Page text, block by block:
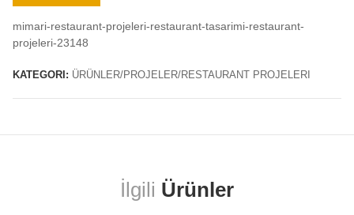
mimari-restaurant-projeleri-restaurant-tasarimi-restaurant-
projeleri-23148
KATEGORI: ÜRÜNLER/PROJELER/RESTAURANT PROJELERI
İlgili Ürünler